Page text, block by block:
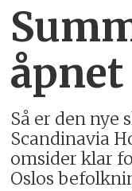
åpnet
Så er den nye
Scandinavia
omsider klar
Oslos